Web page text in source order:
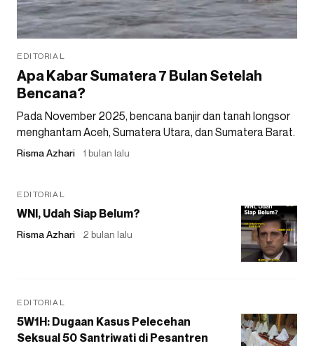
EDITORIAL
Apa Kabar Sumatera 7 Bulan Setelah
Bencana?
Pada November 2025, bencana banjir dan tanah longsor
menghantam Aceh, Sumatera Utara, dan Sumatera Barat.
Risma Azhari 1 bulan lalu
EDITORIAL
WNI, Udah Siap Belum?
Risma Azhari 2 bulan lalu
EDITORIAL
5W1H: Dugaan Kasus Pelecehan
Seksual 50 Santriwati di Pesantren